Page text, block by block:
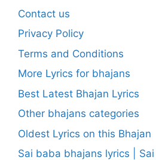
Contact us
Privacy Policy
Terms and Conditions
More Lyrics for bhajans
Best Latest Bhajan Lyrics
Other bhajans categories
Oldest Lyrics on this Bhajan
Sai baba bhajans lyrics |